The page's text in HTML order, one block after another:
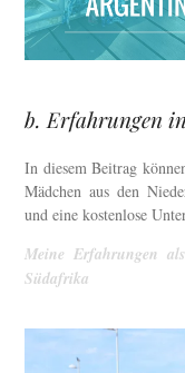
b. Erfahrungen
In diesem Beitrag
Mädchen aus den
und eine kostenlose
Meine Erfahrungen
Südafrika